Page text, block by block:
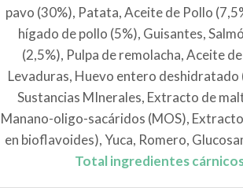
pavo (30%), Patata, Aceite de Pollo
hígado de pollo (5%), Guisantes,
(2,5%), Pulpa de remolacha, Aceite
Levaduras, Huevo entero deshidratado
Sustancias MInerales, Extracto de
Manano-oligo-sacáridos (MOS),
en bioflavoides), Yuca, Romero,
Total ingredientes